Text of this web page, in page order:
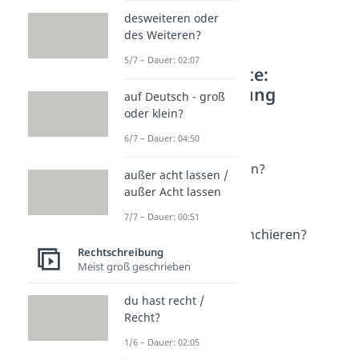
Weitere Inhalte:
Rechtschreibung
Schwierige Verben
frägst oder fragst?
gucken oder kucken?
Dauer: 02:16
pieksen / piksen
Dauer: 03:00
revangieren / revanchieren?
Dauer: 03:00
gäbe oder gebe?
desweiteren oder
des Weiteren?
5/7 – Dauer: 02:07
auf Deutsch - groß
oder klein?
6/7 – Dauer: 04:50
außer acht lassen /
außer Acht lassen
7/7 – Dauer: 00:51
Rechtschreibung
Meist groß geschrieben
du hast recht /
Recht?
1/6 – Dauer: 02:05